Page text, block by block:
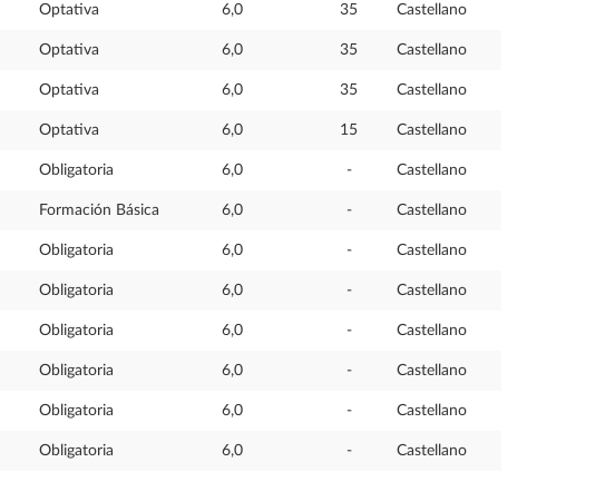
Optativa 6,0 35 Castellano
Optativa 6,0 35 Castellano
Optativa 6,0 35 Castellano
Optativa 6,0 15 Castellano
Obligatoria 6,0 - Castellano
Formación Básica 6,0 - Castellano
Obligatoria 6,0 - Castellano
Obligatoria 6,0 - Castellano
Obligatoria 6,0 - Castellano
Obligatoria 6,0 - Castellano
Obligatoria 6,0 - Castellano
Obligatoria 6,0 - Castellano